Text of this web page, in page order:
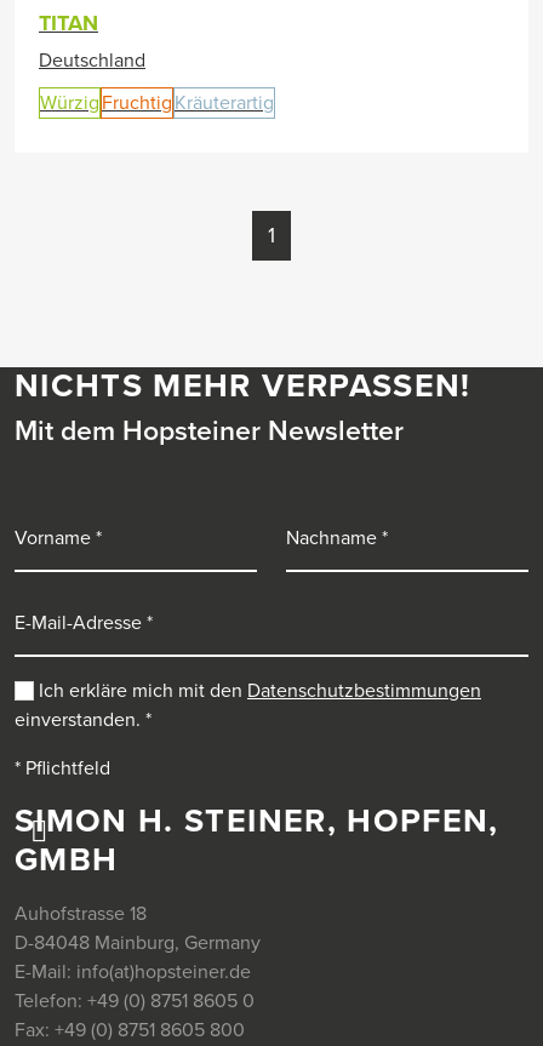
TITAN
Deutschland
Würzig Fruchtig Kräuterartig
1
SIMON H. STEINER, HOPFEN,
GMBH
Auhofstrasse 18
D-84048 Mainburg, Germany
E-Mail: info(at)hopsteiner.de
Telefon: +49 (0) 8751 8605 0
Fax: +49 (0) 8751 8605 800
NICHTS MEHR VERPASSEN!
Mit dem Hopsteiner Newsletter
Ich erkläre mich mit den Datenschutzbestimmungen
einverstanden. *
* Pflichtfeld